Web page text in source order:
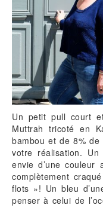
Un petit pull court
Muttrah tricoté en
bambou et de 8% de
votre réalisation.
envie d’une couleur
complètement
flots »! Un bleu
penser à celui de